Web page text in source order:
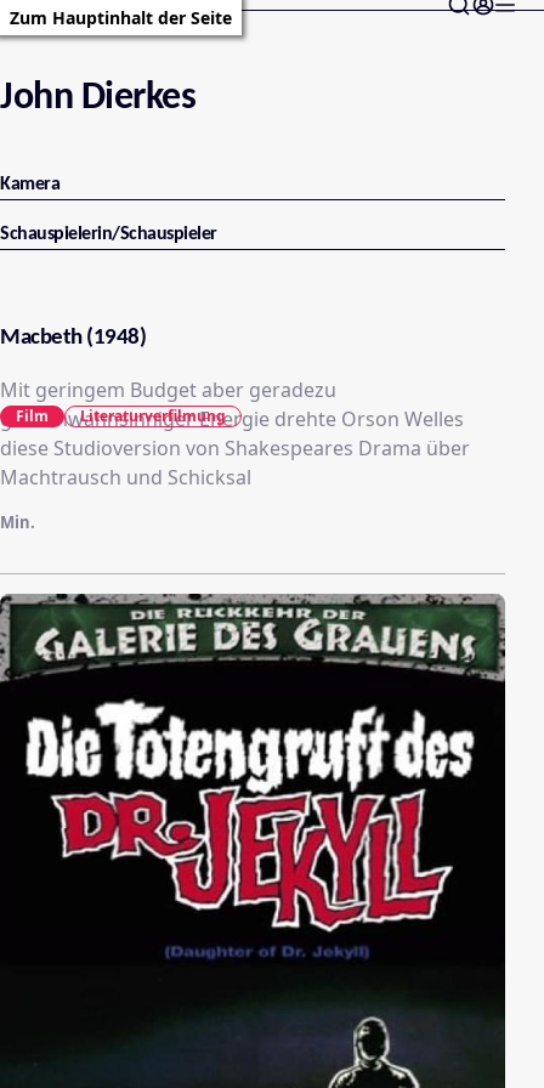
Zum Hauptinhalt der Seite
John Dierkes
Kamera
Schauspielerin/Schauspieler
Macbeth (1948)
Mit geringem Budget aber geradezu
größenwahnsinniger Energie drehte Orson Welles
diese Studioversion von Shakespeares Drama über
Machtrausch und Schicksal
Min.
Film Literaturverfilmung